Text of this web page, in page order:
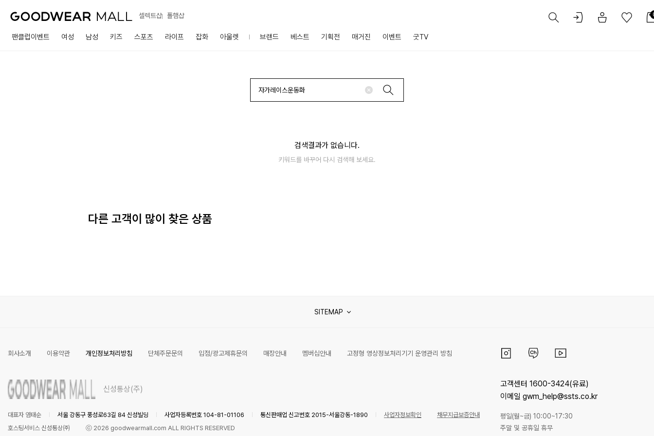
셀렉트샵 폴햄샵
팬클럽이벤트 여성 남성 키즈 스포츠 라이프 잡화 아울렛 브랜드 베스트 기획전 매거진 이벤트 굿TV
검색결과가 없습니다.
키워드를 바꾸어 다시 검색해 보세요.
다른 고객이 많이 찾은 상품
SITEMAP
회사소개 이용약관 개인정보처리방침 단체주문문의 입점/광고제휴문의 매장안내 멤버십안내 고정형 영상정보처리기기 운영관리 방침
신성통상(주)
대표자 염태순 서울 강동구 풍성로63길 84 신성빌딩 사업자등록번호 104-81-01106 통신판매업 신고번호 2015-서울강동-1890 사업자정보확인
채무지급보증안내
호스팅서비스 신성통상㈜
ⓒ 2026 goodwearmall.com ALL RIGHTS RESERVED
고객센터 1600-3424(유료)
이메일 gwm_help@ssts.co.kr
평일(월~금) 10:00~17:30
주말 및 공휴일 휴무